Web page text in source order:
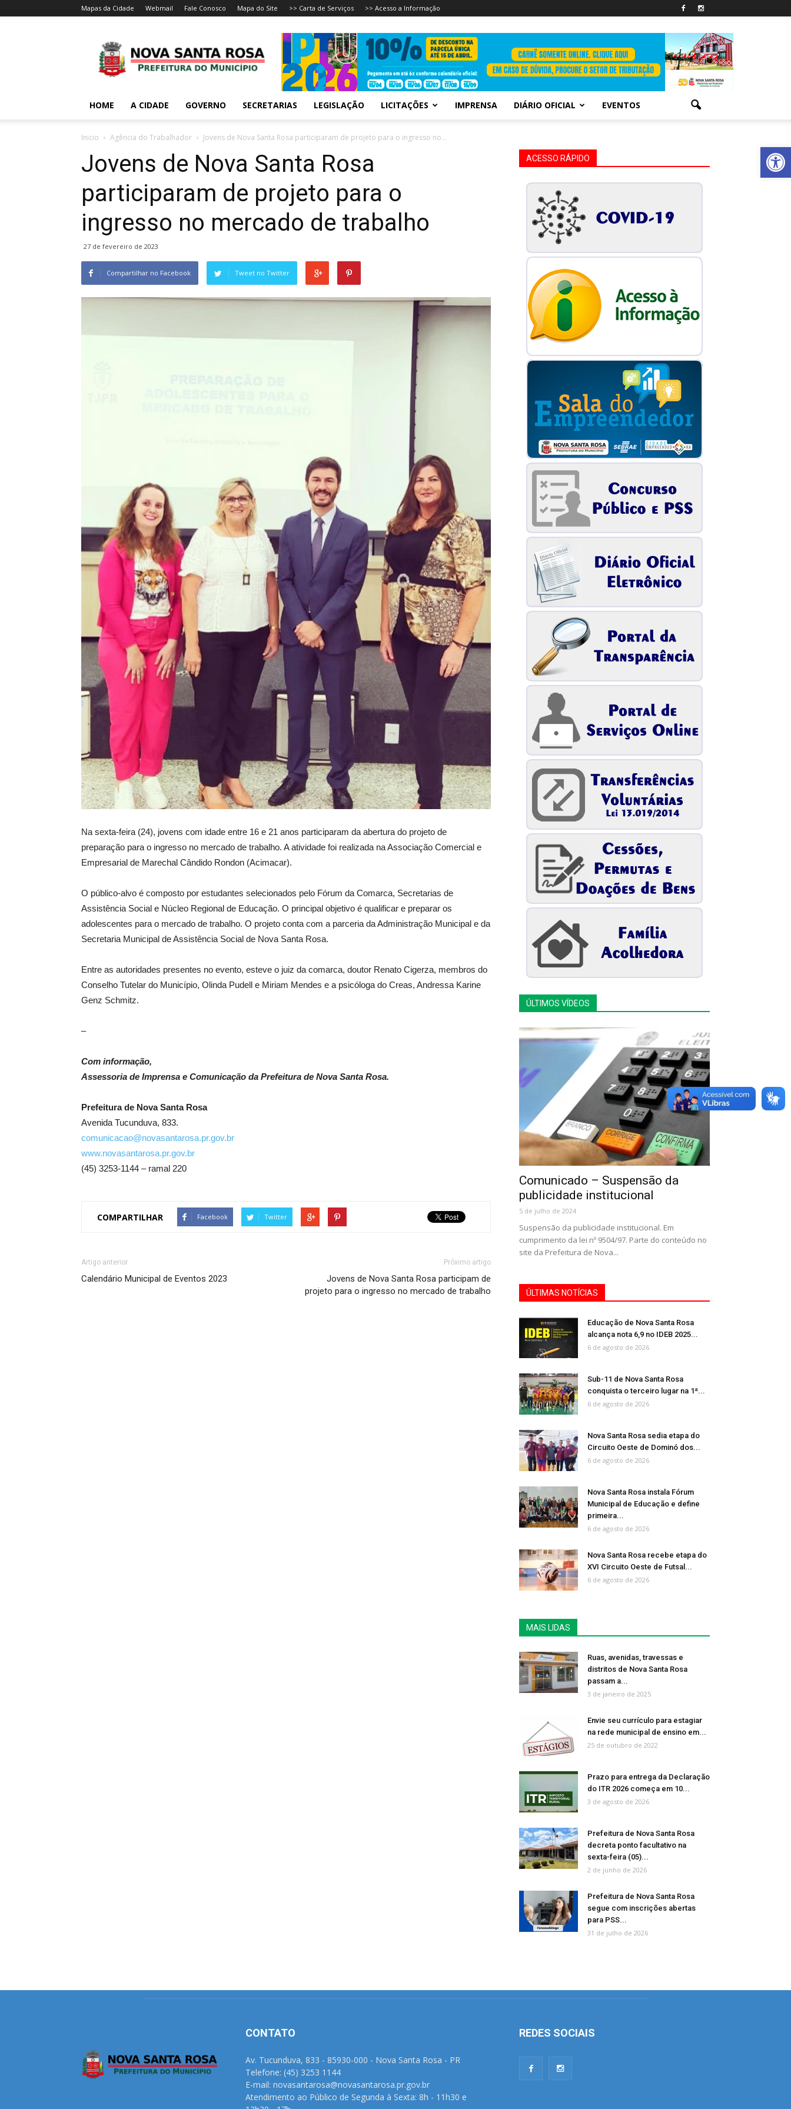
Abrir
Mapas da Cidade Webmail Fale Conosco Mapa do Site >> Carta de Serviços >> Acesso a Informação
HOME A CIDADE GOVERNO SECRETARIAS LEGISLAÇÃO LICITAÇÕES IMPRENSA DIÁRIO OFICIAL EVENTOS
Inicio Agência do Trabalhador Jovens de Nova Santa Rosa participaram de projeto para o ingresso no...
Jovens de Nova Santa Rosa
participaram de projeto para o
ingresso no mercado de trabalho
27 de fevereiro de 2023
Compartilhar no Facebook Tweet no Twitter
Na sexta-feira (24), jovens com idade entre 16 e 21 anos participaram da abertura do projeto de
preparação para o ingresso no mercado de trabalho. A atividade foi realizada na Associação Comercial e
Empresarial de Marechal Cândido Rondon (Acimacar).
O público-alvo é composto por estudantes selecionados pelo Fórum da Comarca, Secretarias de
Assistência Social e Núcleo Regional de Educação. O principal objetivo é qualificar e preparar os
adolescentes para o mercado de trabalho. O projeto conta com a parceria da Administração Municipal e da
Secretaria Municipal de Assistência Social de Nova Santa Rosa.
Entre as autoridades presentes no evento, esteve o juiz da comarca, doutor Renato Cigerza, membros do
Conselho Tutelar do Município, Olinda Pudell e Miriam Mendes e a psicóloga do Creas, Andressa Karine
Genz Schmitz.
–
Com informação,
Assessoria de Imprensa e Comunicação da Prefeitura de Nova Santa Rosa.
Prefeitura de Nova Santa Rosa
Avenida Tucunduva, 833.
comunicacao@novasantarosa.pr.gov.br
www.novasantarosa.pr.gov.br
(45) 3253-1144 – ramal 220
COMPARTILHAR Facebook Twitter
Artigo anterior
Calendário Municipal de Eventos 2023
Próximo artigo
Jovens de Nova Santa Rosa participam de
projeto para o ingresso no mercado de trabalho
ACESSO RÁPIDO
ÚLTIMOS VÍDEOS
Comunicado – Suspensão da
publicidade institucional
5 de julho de 2024
Suspensão da publicidade institucional. Em
cumprimento da lei nº 9504/97. Parte do conteúdo no
site da Prefeitura de Nova...
ÚLTIMAS NOTÍCIAS
Educação de Nova Santa Rosa
alcança nota 6,9 no IDEB 2025...
6 de agosto de 2026
Sub-11 de Nova Santa Rosa
conquista o terceiro lugar na 1ª...
6 de agosto de 2026
Nova Santa Rosa sedia etapa do
Circuito Oeste de Dominó dos...
6 de agosto de 2026
Nova Santa Rosa instala Fórum
Municipal de Educação e define
primeira...
6 de agosto de 2026
Nova Santa Rosa recebe etapa do
XVI Circuito Oeste de Futsal...
6 de agosto de 2026
MAIS LIDAS
Ruas, avenidas, travessas e
distritos de Nova Santa Rosa
passam a...
3 de janeiro de 2025
Envie seu currículo para estagiar
na rede municipal de ensino em...
25 de outubro de 2022
Prazo para entrega da Declaração
do ITR 2026 começa em 10...
3 de agosto de 2026
Prefeitura de Nova Santa Rosa
decreta ponto facultativo na
sexta-feira (05)...
2 de junho de 2026
Prefeitura de Nova Santa Rosa
segue com inscrições abertas
para PSS...
31 de julho de 2026
CONTATO
Av. Tucunduva, 833 - 85930-000 - Nova Santa Rosa - PR
Telefone: (45) 3253 1144
E-mail: novasantarosa@novasantarosa.pr.gov.br
Atendimento ao Público de Segunda à Sexta: 8h - 11h30 e
REDES SOCIAIS